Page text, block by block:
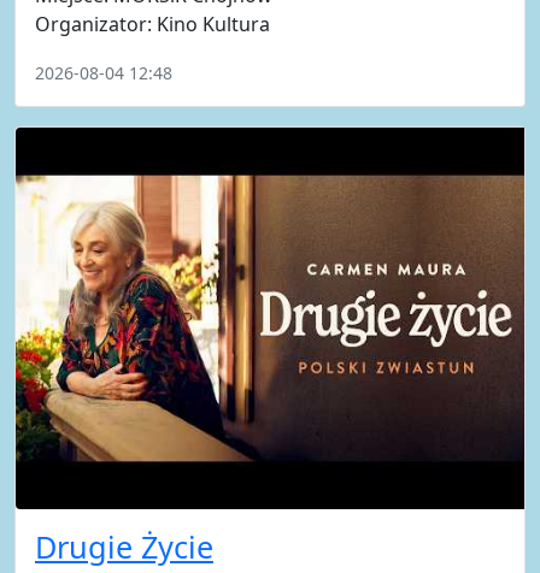
Organizator: Kino Kultura
2026-08-04 12:48
Drugie Życie